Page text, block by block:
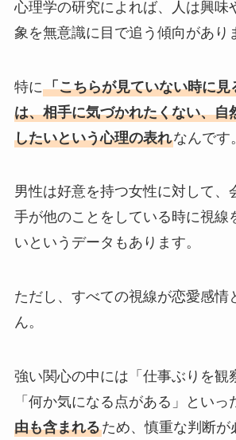
心理学の研究によれば、人は興味
象を無意識に目で追う傾向があり
特に「こちらが見ていない時に見
は、相手に気づかれたくない、自
したいという心理の表れなんです。
男性は好意を持つ女性に対して、
手が他のことをしている時に視線
いというデータもあります。
ただし、すべての視線が恋愛感情
ん。
強い関心の中には「仕事ぶりを観
「何か気になる点がある」といっ
由も含まれるため、慎重な判断が